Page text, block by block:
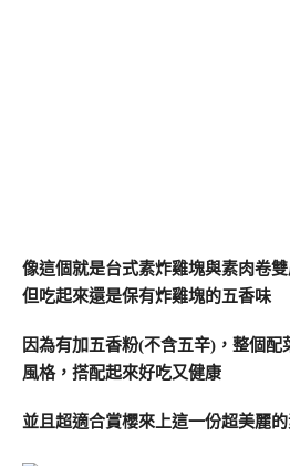
像這個就是台式素炸雞塊與素肉卷
但吃起來還是保有炸雞塊的五香味
因為有加五香粉(不含五辛)，整個
風格，搭配起來好吃又健康
並且超適合賞櫻來上這一份超美麗